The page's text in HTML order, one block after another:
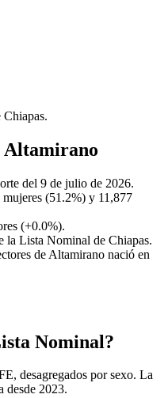
Altamirano
del 9 de julio de 2026.
(51.2%) y 11,877
(+0.0%).
la Lista Nominal de Chiapas.
de Altamirano nació en
Nominal?
desagregados por sexo. La
desde 2023.